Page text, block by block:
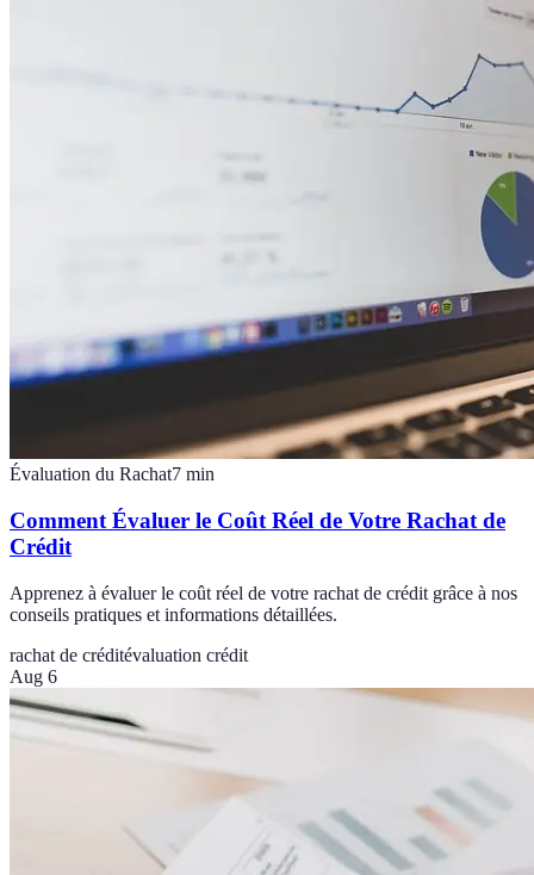
Évaluation du Rachat7 min
Comment Évaluer le Coût Réel de Votre Rachat de
Crédit
Apprenez à évaluer le coût réel de votre rachat de crédit grâce à nos
conseils pratiques et informations détaillées.
rachat de créditévaluation crédit
Aug 6